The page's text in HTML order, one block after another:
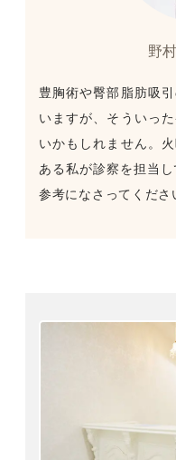
野
豊胸術や臀部脂肪吸
いますが、そういっ
いかもしれません。
ある私が診察を担当
参考になさってくださ